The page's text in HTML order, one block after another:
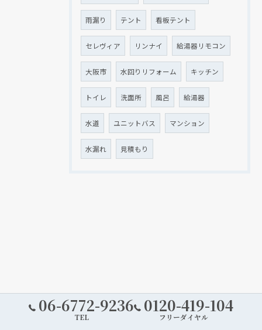
雨漏り テント 看板テント
セレヴィア リンナイ 給湯器リモコン
大阪市 水回りリフォーム キッチン
トイレ 洗面所 風呂 給湯器
水道 ユニットバス マンション
水漏れ 見積もり
06-6772-9236
TEL
0120-419-104
フリーダイヤル